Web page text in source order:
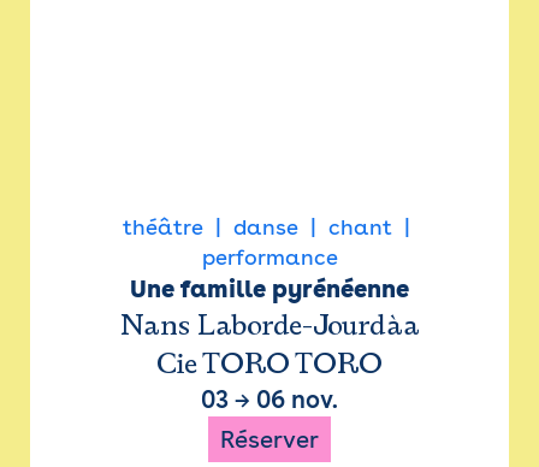
théâtre danse
chant
performance
Une famille pyrénéenne
Nans Laborde-Jourdàa
Cie TORO TORO
03 → 06 nov.
Réserver